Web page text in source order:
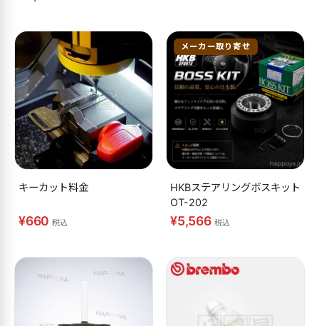
キーカット料金
¥660税込
メーカー取り寄せ
HKBステアリングボスキット
OT-202
¥5,566 税込